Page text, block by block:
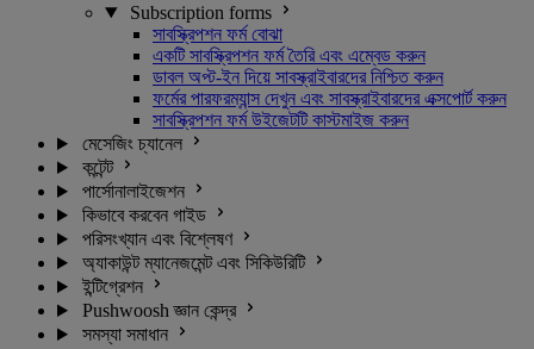
Subscription forms
সাবস্ক্রিপশন ফর্ম বোঝা
একটি সাবস্ক্রিপশন ফর্ম তৈরি এবং এম্বেড করুন
ডাবল অপ্ট-ইন দিয়ে সাবস্ক্রাইবারদের নিশ্চিত করুন
ফর্মের পারফরম্যান্স দেখুন এবং সাবস্ক্রাইবারদের এক্সপোর্ট করুন
সাবস্ক্রিপশন ফর্ম উইজেটটি কাস্টমাইজ করুন
মেসেজিং চ্যানেল
কন্টেন্ট
পার্সোনালাইজেশন
কিভাবে করবেন গাইড
পরিসংখ্যান এবং বিশ্লেষণ
অ্যাকাউন্ট ম্যানেজমেন্ট এবং সিকিউরিটি
ইন্টিগ্রেশন
Pushwoosh জ্ঞান কেন্দ্র
সমস্যা সমাধান